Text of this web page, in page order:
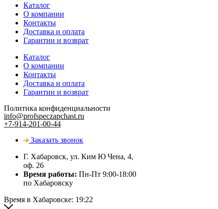
Каталог
О компании
Контакты
Доставка и оплата
Гарантии и возврат
Каталог
О компании
Контакты
Доставка и оплата
Гарантии и возврат
Политика конфиденциальности
info@profspeczapchast.ru
+7-914-201-00-44
Заказать звонок
Г. Хабаровск, ул. Ким Ю Чена, 4,
оф. 26
Время работы: Пн-Пт 9:00-18:00
по Хабаровску
Время в Хабаровске: 19:22